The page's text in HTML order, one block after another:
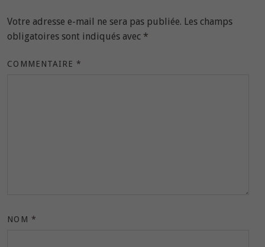
Votre adresse e-mail ne sera pas publiée. Les champs
obligatoires sont indiqués avec *
COMMENTAIRE*
NOM *